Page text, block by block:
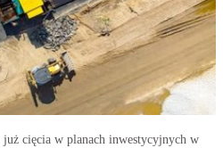
już cięcia w planach inwestycyjnych w